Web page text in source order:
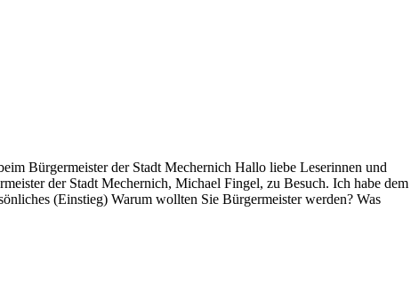
Bürgermeister der Stadt Mechernich Hallo liebe Leserinnen und
der Stadt Mechernich, Michael Fingel, zu Besuch. Ich habe dem
(Einstieg) Warum wollten Sie Bürgermeister werden? Was